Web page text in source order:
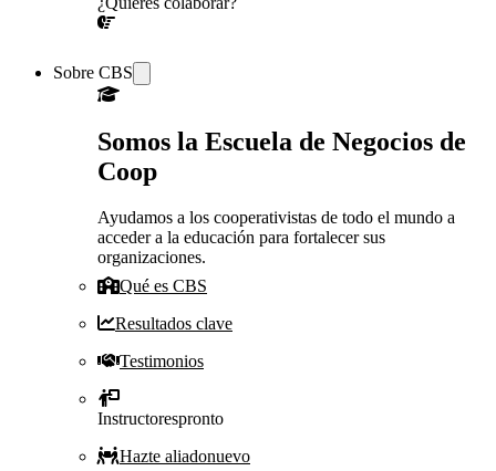
Sobre CBS
Somos la Escuela de Negocios de
Coop
Ayudamos a los cooperativistas de todo el mundo a
acceder a la educación para fortalecer sus
organizaciones.
Qué es CBS
Resultados clave
Testimonios
Instructorespronto
Hazte aliadonuevo